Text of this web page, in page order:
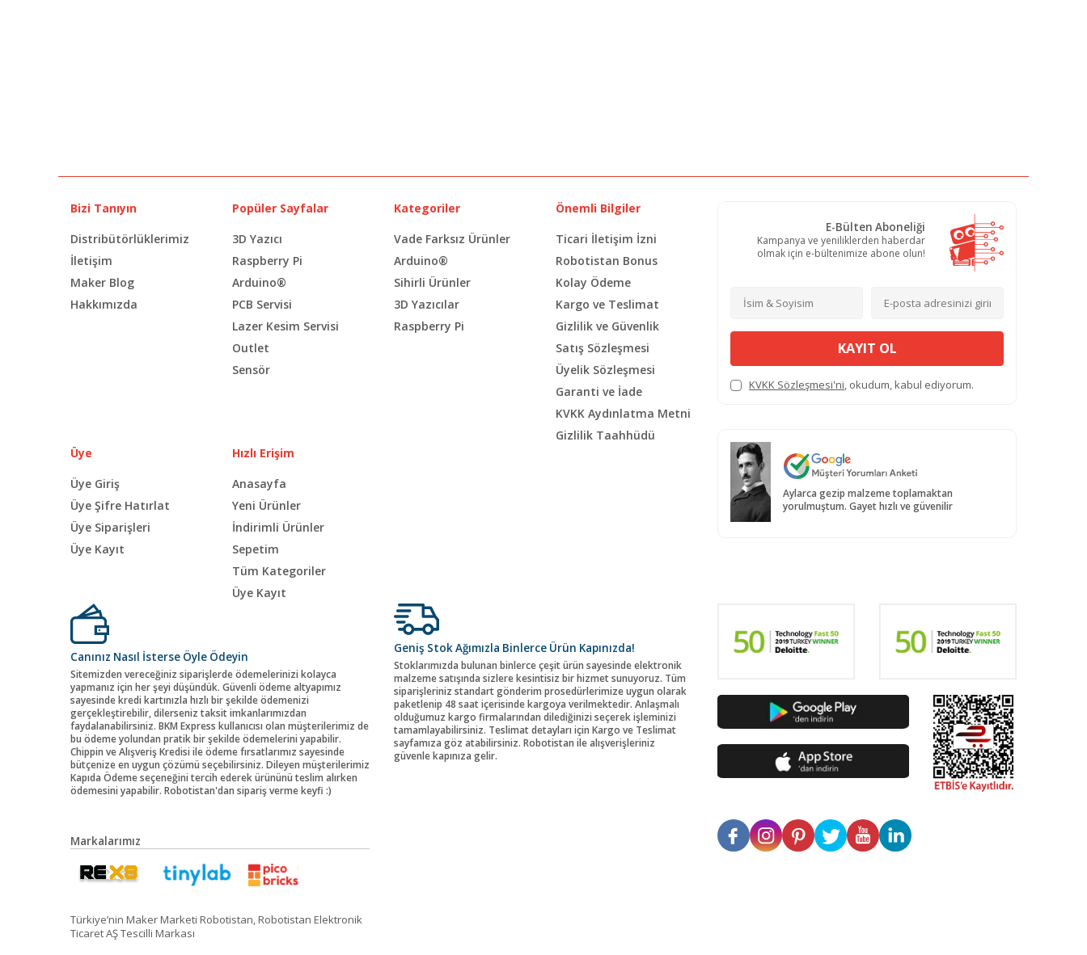
Bizi Tanıyın
Distribütörlüklerimiz
İletişim
Maker Blog
Hakkımızda
Popüler Sayfalar
3D Yazıcı
Raspberry Pi
Arduino®
PCB Servisi
Lazer Kesim Servisi
Outlet
Sensör
Kategoriler
Vade Farksız Ürünler
Arduino®
Sihirli Ürünler
3D Yazıcılar
Raspberry Pi
Önemli Bilgiler
Ticari İletişim İzni
Robotistan Bonus
Kolay Ödeme
Kargo ve Teslimat
Gizlilik ve Güvenlik
Satış Sözleşmesi
Üyelik Sözleşmesi
Garanti ve İade
KVKK Aydınlatma Metni
Gizlilik Taahhüdü
Üye
Üye Giriş
Üye Şifre Hatırlat
Üye Siparişleri
Üye Kayıt
Hızlı Erişim
Anasayfa
Yeni Ürünler
İndirimli Ürünler
Sepetim
Tüm Kategoriler
Üye Kayıt
E-Bülten Aboneliği
Kampanya ve yeniliklerden haberdar
olmak için e-bültenimize abone olun!
KAYIT OL
KVKK Sözleşmesi'ni, okudum, kabul ediyorum.
Aylarca gezip malzeme toplamaktan
yorulmuştum. Gayet hızlı ve güvenilir
Canınız Nasıl İsterse Öyle Ödeyin
Sitemizden vereceğiniz siparişlerde ödemelerinizi kolayca
yapmanız için her şeyi düşündük. Güvenli ödeme altyapımız
sayesinde kredi kartınızla hızlı bir şekilde ödemenizi
gerçekleştirebilir, dilerseniz taksit imkanlarımızdan
faydalanabilirsiniz. BKM Express kullanıcısı olan müşterilerimiz de
bu ödeme yolundan pratik bir şekilde ödemelerini yapabilir.
Chippin ve Alışveriş Kredisi ile ödeme fırsatlarımız sayesinde
bütçenize en uygun çözümü seçebilirsiniz. Dileyen müşterilerimiz
Kapıda Ödeme seçeneğini tercih ederek ürününü teslim alırken
ödemesini yapabilir. Robotistan'dan sipariş verme keyfi :)
Geniş Stok Ağımızla Binlerce Ürün Kapınızda!
Stoklarımızda bulunan binlerce çeşit ürün sayesinde elektronik
malzeme satışında sizlere kesintisiz bir hizmet sunuyoruz. Tüm
siparişleriniz standart gönderim prosedürlerimize uygun olarak
paketlenip 48 saat içerisinde kargoya verilmektedir. Anlaşmalı
olduğumuz kargo firmalarından dilediğinizi seçerek işleminizi
tamamlayabilirsiniz. Teslimat detayları için Kargo ve Teslimat
sayfamıza göz atabilirsiniz. Robotistan ile alışverişleriniz
güvenle kapınıza gelir.
Markalarımız
Türkiye’nin Maker Marketi Robotistan, Robotistan Elektronik
Ticaret AŞ Tescilli Markası